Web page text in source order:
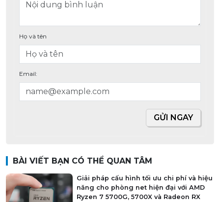
Họ và tên
Email:
GỬI NGAY
BÀI VIẾT BẠN CÓ THỂ QUAN TÂM
Giải pháp cấu hình tối ưu chi phí và hiệu
năng cho phòng net hiện đại với AMD
Ryzen 7 5700G, 5700X và Radeon RX